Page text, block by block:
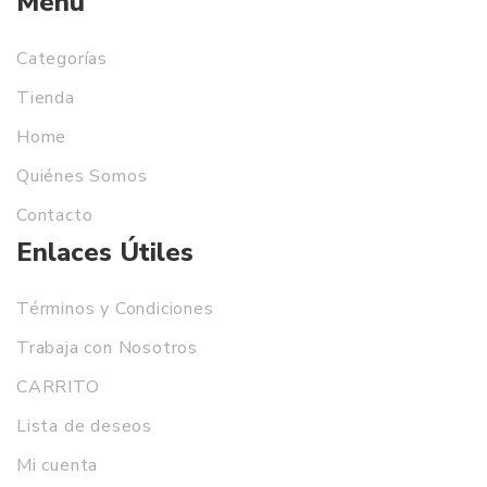
Categorías
Tienda
Home
Quiénes Somos
Contacto
Enlaces Útiles
Términos y Condiciones
Trabaja con Nosotros
CARRITO
Lista de deseos
Mi cuenta